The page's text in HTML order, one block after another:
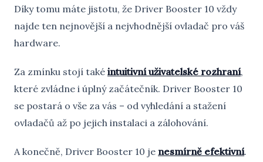
Díky tomu máte jistotu, že Driver Booster 10 vždy
najde ten nejnovější a nejvhodnější ovladač pro váš
hardware.
Za zmínku stojí také intuitivní uživatelské rozhraní,
které zvládne i úplný začátečník. Driver Booster 10
se postará o vše za vás – od vyhledání a stažení
ovladačů až po jejich instalaci a zálohování.
A konečně, Driver Booster 10 je nesmírně efektivní.